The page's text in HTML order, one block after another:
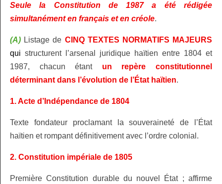
Seule la Constitution de 1987 a été rédigée
simultanément en français et en créole.
(A) Listage de CINQ TEXTES NORMATIFS MAJEURS
qui structurent l’arsenal juridique haïtien entre 1804 et
1987, chacun étant un repère constitutionnel
déterminant dans l’évolution de l’État haïtien.
1. Acte d’Indépendance de 1804
Texte fondateur proclamant la souveraineté de l’État
haïtien et rompant définitivement avec l’ordre colonial.
2. Constitution impériale de 1805
Première Constitution durable du nouvel État ; affirme